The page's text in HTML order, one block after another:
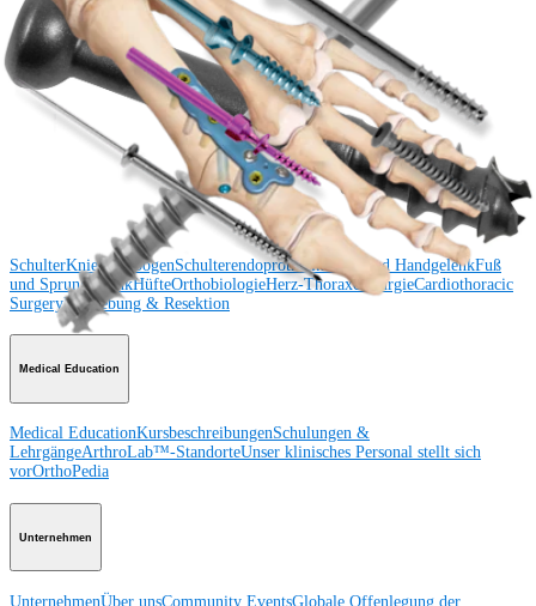
Operationsverfahren
Schulter EllenbogenSchulterendoprothetikHand und Handgelenk
und Sprunggelenk
TraumaHüfteOrthobiologie Cardiothoracic
Wirbelsäule
SchulterKnieEllenbogenSchulterendoprothetikHand und HandgelenkFuß
und SprunggelenkHüfteOrthobiologieHerz-ThoraxchirurgieCardiothoracic
SurgeryBildgebung & Resektion
Medical Education
Medical EducationKursbeschreibungenSchulungen &
LehrgängeArthroLab™-StandorteUnser klinisches Personal stellt sich
vorOrthoPedia
Unternehmen
UnternehmenÜber unsCommunity EventsGlobale Offenlegung der